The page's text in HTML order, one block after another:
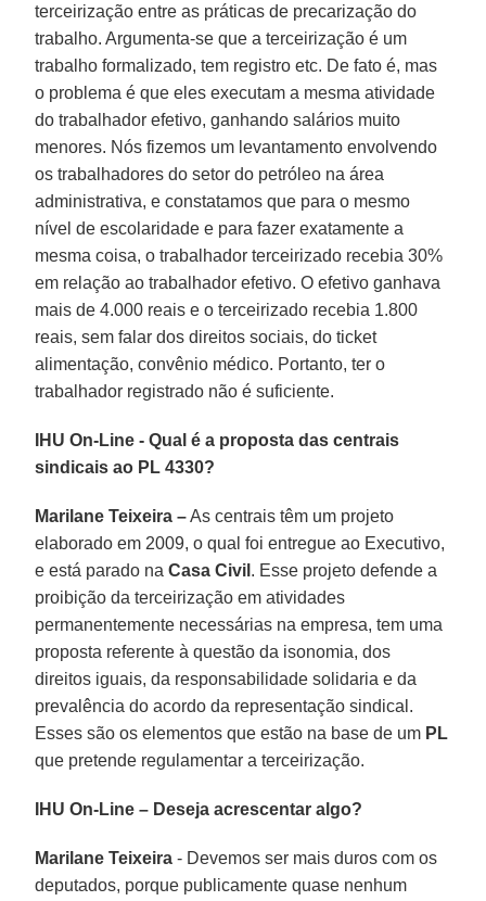
terceirização entre as práticas de precarização do
trabalho. Argumenta-se que a terceirização é um
trabalho formalizado, tem registro etc. De fato é, mas
o problema é que eles executam a mesma atividade
do trabalhador efetivo, ganhando salários muito
menores. Nós fizemos um levantamento envolvendo
os trabalhadores do setor do petróleo na área
administrativa, e constatamos que para o mesmo
nível de escolaridade e para fazer exatamente a
mesma coisa, o trabalhador terceirizado recebia 30%
em relação ao trabalhador efetivo. O efetivo ganhava
mais de 4.000 reais e o terceirizado recebia 1.800
reais, sem falar dos direitos sociais, do ticket
alimentação, convênio médico. Portanto, ter o
trabalhador registrado não é suficiente.
IHU On-Line - Qual é a proposta das centrais
sindicais ao PL 4330?
Marilane Teixeira –As centrais têm um projeto
elaborado em 2009, o qual foi entregue ao Executivo,
e está parado naCasa Civil . Esse projeto defende a
proibição da terceirização em atividades
permanentemente necessárias na empresa, tem uma
proposta referente à questão da isonomia, dos
direitos iguais, da responsabilidade solidaria e da
prevalência do acordo da representação sindical.
Esses são os elementos que estão na base de um PL
que pretende regulamentar a terceirização.
IHU On-Line – Deseja acrescentar algo?
Marilane Teixeira - Devemos ser mais duros com os
deputados, porque publicamente quase nenhum